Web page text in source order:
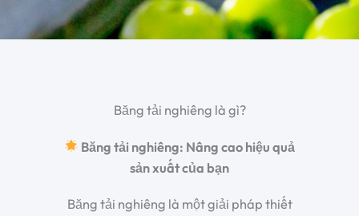
Băng tải nghiêng là gì?
Băng tải nghiêng: Nâng cao hiệu quả
sản xuất của bạn
Băng tải nghiêng là một giải pháp thiết